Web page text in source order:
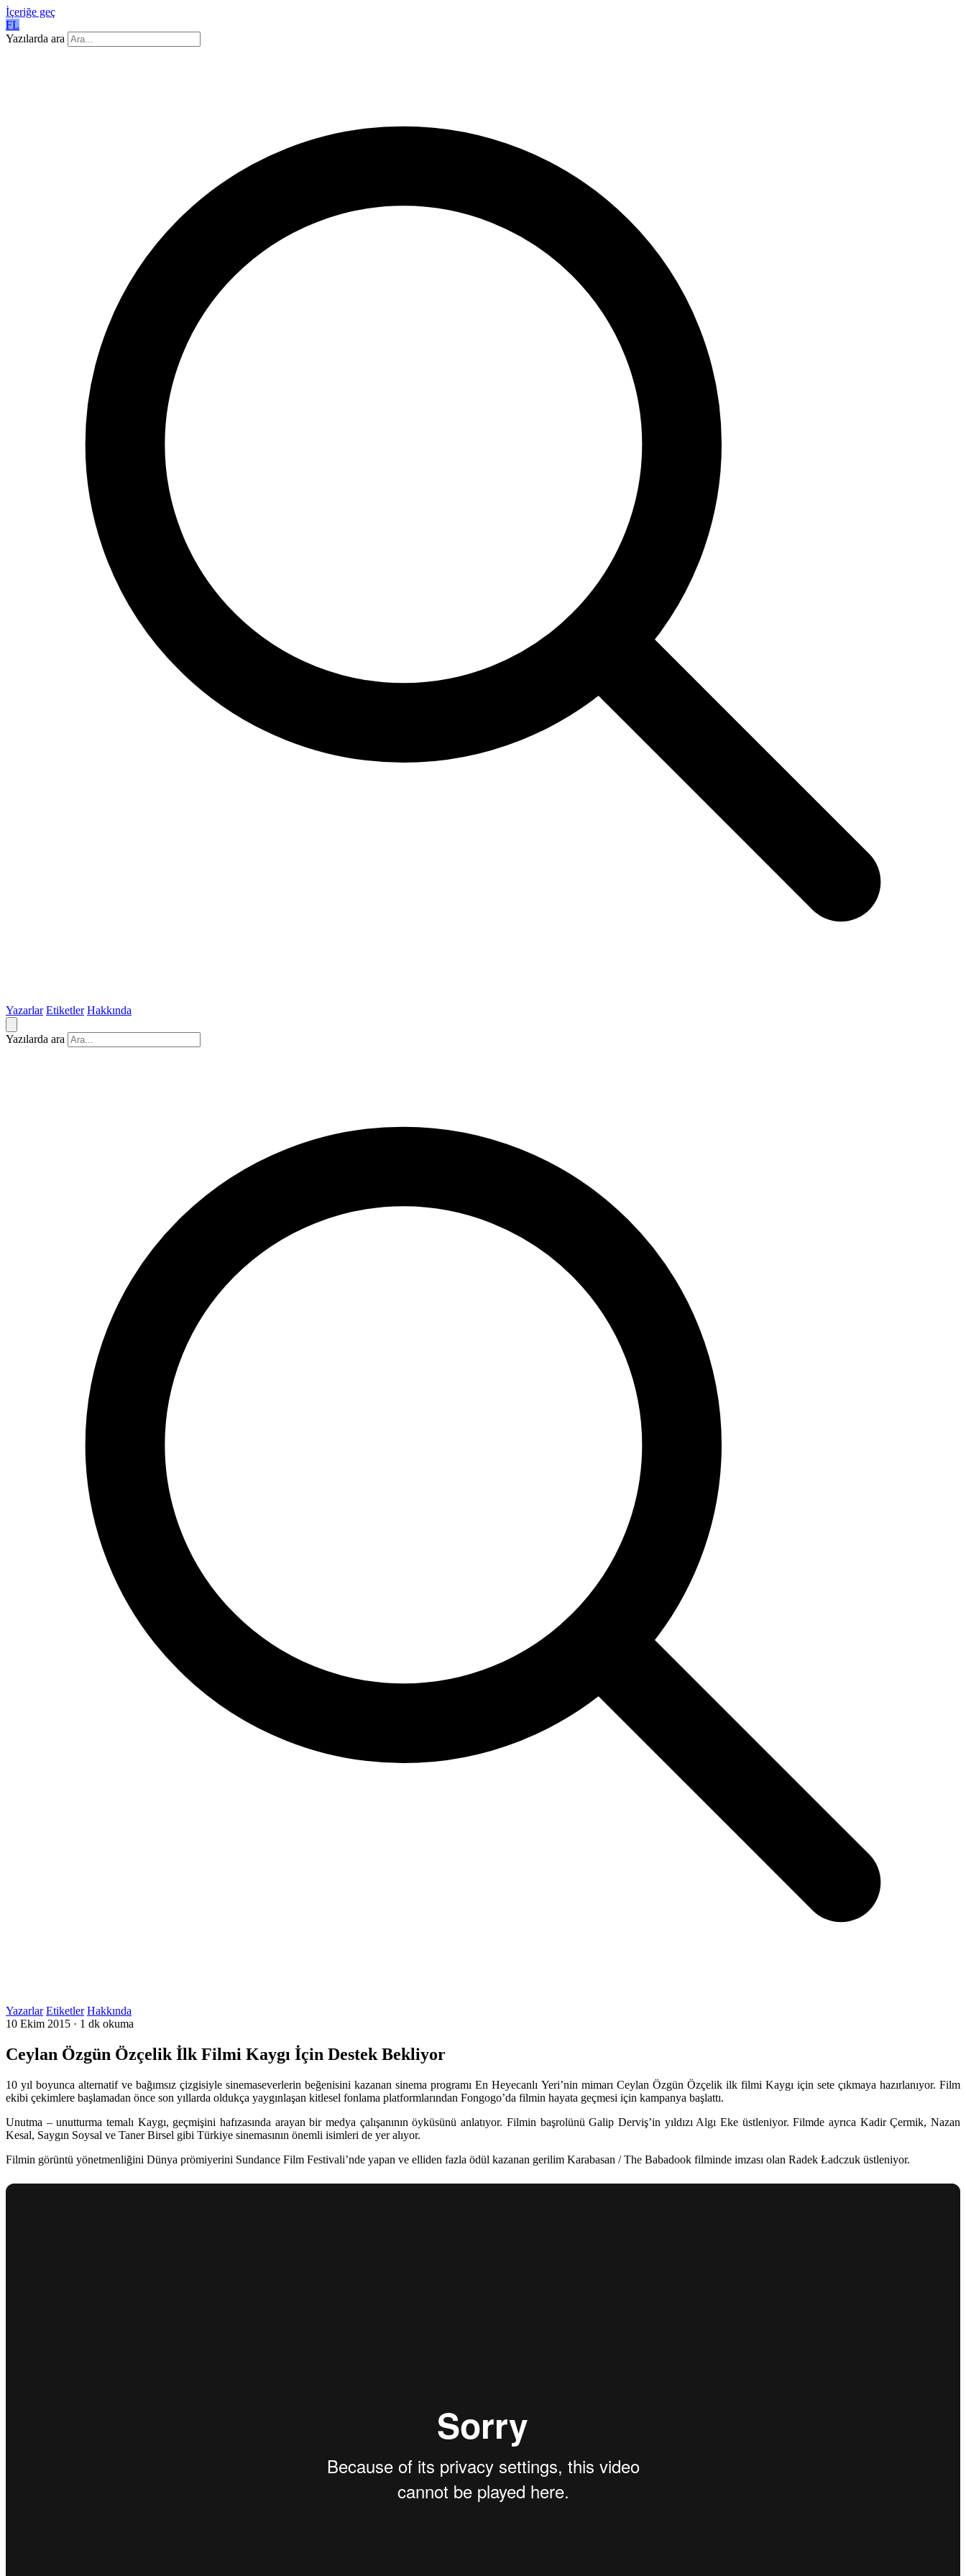
İçeriğe geç
FL
Yazılarda ara
Yazarlar Etiketler Hakkında
Yazılarda ara
Yazarlar Etiketler Hakkında
10 Ekim 2015 · 1 dk okuma
Ceylan Özgün Özçelik İlk Filmi Kaygı İçin Destek Bekliyor
10 yıl boyunca alternatif ve bağımsız çizgisiyle sinemaseverlerin beğenisini kazanan sinema programı En Heyecanlı Yeri’nin mimarı Ceylan Özgün Özçelik ilk filmi Kaygı için sete çıkmaya hazırlanıyor. Film
ekibi çekimlere başlamadan önce son yıllarda oldukça yaygınlaşan kitlesel fonlama platformlarından Fongogo’da filmin hayata geçmesi için kampanya başlattı.
Unutma – unutturma temalı Kaygı, geçmişini hafızasında arayan bir medya çalışanının öyküsünü anlatıyor. Filmin başrolünüGalip Derviş’in yıldızı Algı Ekeüstleniyor. Filmde ayrıca Kadir Çermik, Nazan
Kesal, Saygın Soysal ve Taner Birsel gibi Türkiye sinemasının önemli isimleri de yer alıyor.
Filmin görüntü yönetmenliğini Dünya prömiyerini Sundance Film Festivali’nde yapan ve elliden fazla ödül kazanan gerilim Karabasan / The Babadook filminde imzası olan Radek Ładczuk üstleniyor.